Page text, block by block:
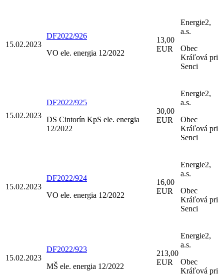
15.02.2023
DF2022/926
VO ele. energia 12/2022
13,00
EUR
Energie2,
a.s.
Obec
Kráľová pri
Senci
15.02.2023
DF2022/925
DS Cintorín KpS ele. energia
12/2022
30,00
EUR
Energie2,
a.s.
Obec
Kráľová pri
Senci
15.02.2023
DF2022/924
VO ele. energia 12/2022
16,00
EUR
Energie2,
a.s.
Obec
Kráľová pri
Senci
15.02.2023
DF2022/923
MŠ ele. energia 12/2022
213,00
EUR
Energie2,
a.s.
Obec
Kráľová pri